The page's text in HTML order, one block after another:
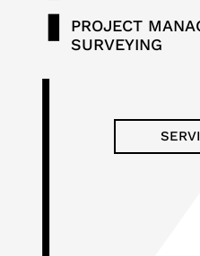
PROJECT
SURVEYING